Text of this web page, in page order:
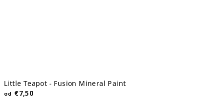
Little Teapot - Fusion Mineral Paint
od €7,50